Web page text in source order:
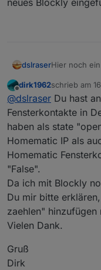
verwendete
dslraserHier noch
Die Ansage
an/aus
Offline
dirk1962schrieb am
zuletzt
@dslraser Du hast
Fensterkontakte in
haben als state
Homematic IP als
Homematic
"False".
Da ich mit Blockly
Du mir bitte
zaehlen" hinzufügen
Vielen Dank.
Gruß
Dirk